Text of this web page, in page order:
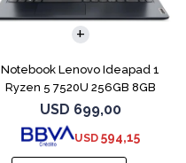
Notebook Lenovo Ideapad 1
Ryzen 5 7520U 256GB 8GB
Abyss Blue
USD 699,00
USD 594,15